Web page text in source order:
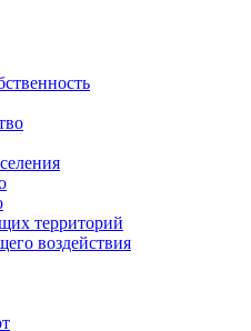
территорий
воздействия